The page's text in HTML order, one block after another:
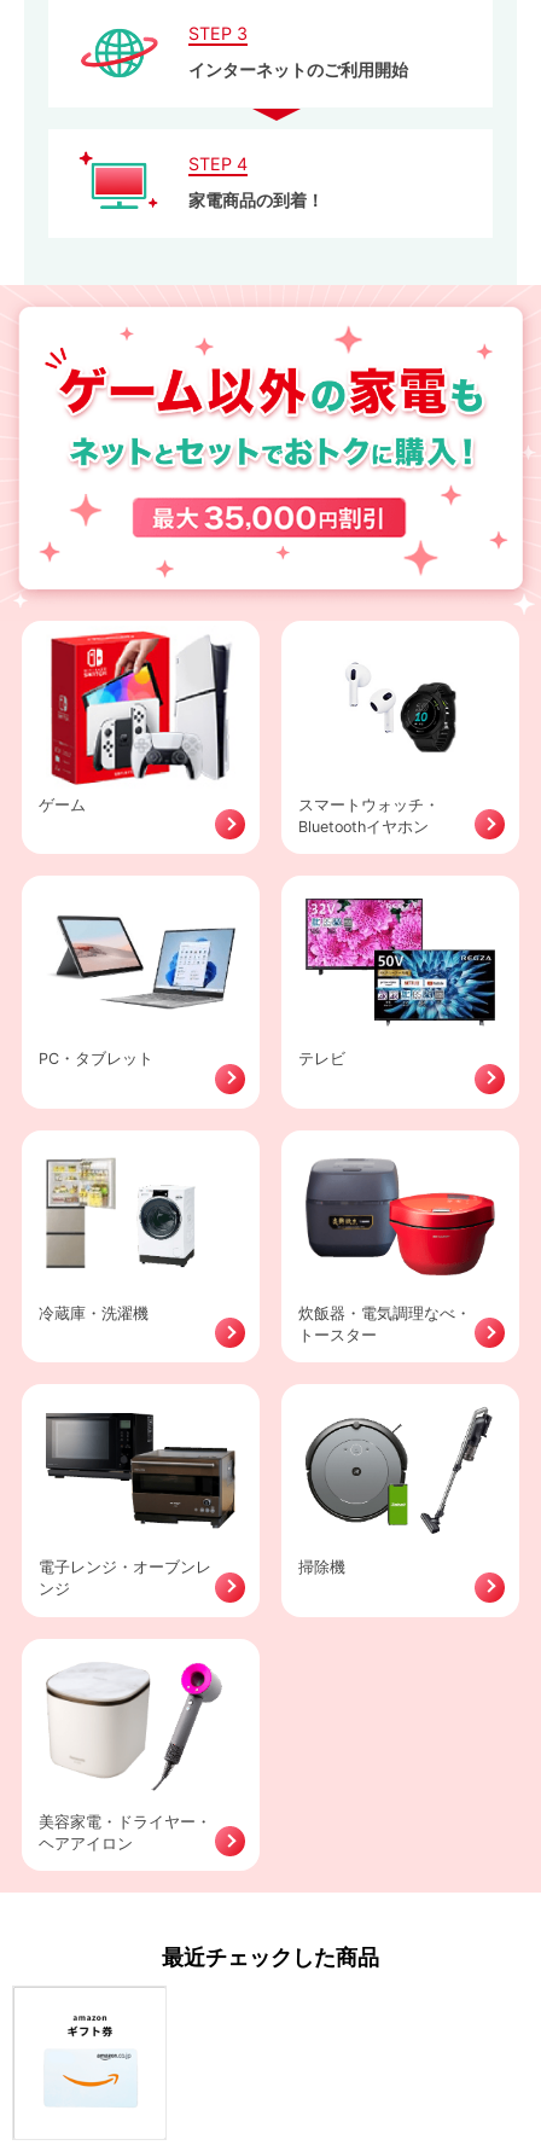
STEP 3
インターネットのご利用開始
STEP 4
家電商品の到着！
ゲーム
スマートウォッチ・
Bluetoothイヤホン
PC・タブレット テレビ
冷蔵庫・洗濯機
炊飯器・電気調理なべ・
トースター
電子レンジ・オーブンレ
ンジ
掃除機
美容家電・ドライヤー・
ヘアアイロン
最近チェックした商品